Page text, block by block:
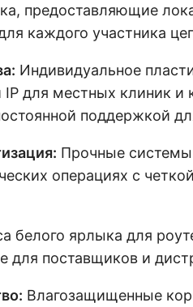
предоставляющие
каждого участника
Индивидуальное
IP для местных клиник
поддержкой
Прочные
операциях с
белого ярлыка для
для поставщиков и
Влагозащищенные